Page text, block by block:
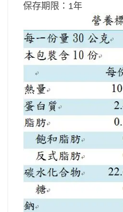
保存期限： 1年